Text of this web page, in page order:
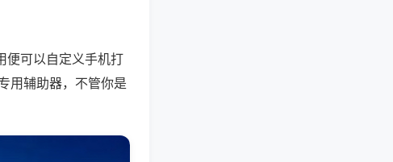
便可以自定义手机打
用辅助器，不管你是